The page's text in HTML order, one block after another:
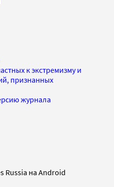
к экстремизму и
признанных
журнала
Russia на Android